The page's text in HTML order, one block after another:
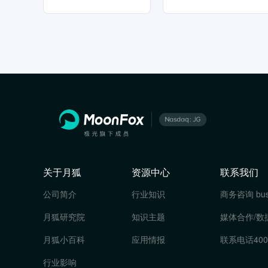
关于月狐
公司简介
月狐研究院
月狐小百科
行业影响
资源中心
行业知识
知识主题
应用情报
联系我们
商务咨询
媒体合作/数
联系电话